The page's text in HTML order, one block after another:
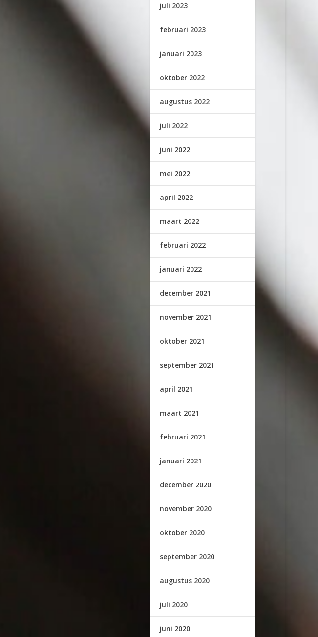
juli 2023
februari 2023
januari 2023
oktober 2022
augustus 2022
juli 2022
juni 2022
mei 2022
april 2022
maart 2022
februari 2022
januari 2022
december 2021
november 2021
oktober 2021
september 2021
april 2021
maart 2021
februari 2021
januari 2021
december 2020
november 2020
oktober 2020
september 2020
augustus 2020
juli 2020
juni 2020